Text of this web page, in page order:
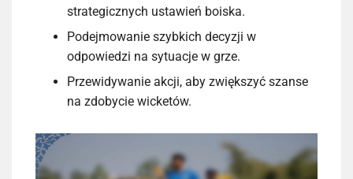
strategicznych ustawień boiska.
Podejmowanie szybkich decyzji w
odpowiedzi na sytuacje w grze.
Przewidywanie akcji, aby zwiększyć szanse
na zdobycie wicketów.